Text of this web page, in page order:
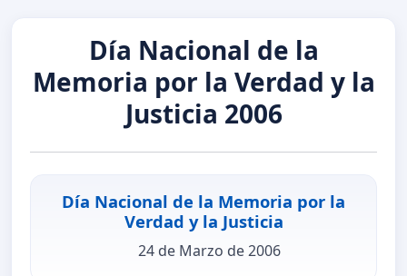
Día Nacional de la
Memoria por la Verdad y la
Justicia 2006
Día Nacional de la Memoria por la
Verdad y la Justicia
24 de Marzo de 2006